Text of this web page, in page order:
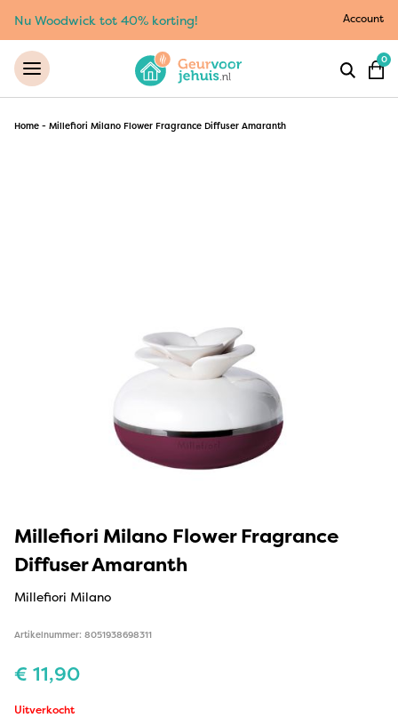
Nu Woodwick tot 40% korting! Account
0
Home - Millefiori Milano Flower Fragrance Diffuser Amaranth
Millefiori Milano Flower Fragrance
Diffuser Amaranth
Millefiori Milano
Artikelnummer: 8051938698311
€ 11,90
Uitverkocht